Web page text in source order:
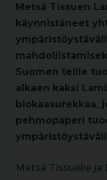
Metsä Tissuen
käynnistäneet
Suomen teille
alkaen kaksi
biokaasurekkaa,
pehmopaperi
Metsä Tissuelle ja